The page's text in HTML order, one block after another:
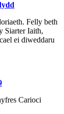
Felly beth
Siarter Iaith,
ei diweddaru
Carioci